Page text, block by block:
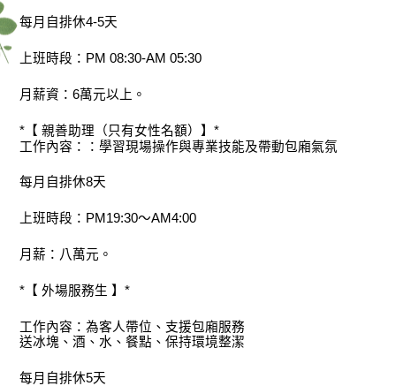
每月自排休4-5天
上班時段：PM 08:30-AM 05:30
月薪資：6萬元以上。
*【 親善助理（只有女性名額）】*
工作內容：：學習現場操作與專業技能及帶動包廂氣氛
每月自排休8天
上班時段：PM19:30～AM4:00
月薪：八萬元。
*【 外場服務生 】*
工作內容：為客人帶位、支援包廂服務
送冰塊、酒、水、餐點、保持環境整潔
每月自排休5天